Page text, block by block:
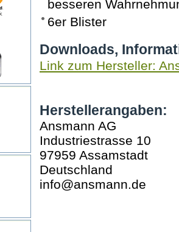
besseren
6er Blister
Downloads,
Link zum Hersteller:
Herstellerangaben:
Ansmann AG
Industriestrasse 10
97959 Assamstadt
Deutschland
info@ansmann.de